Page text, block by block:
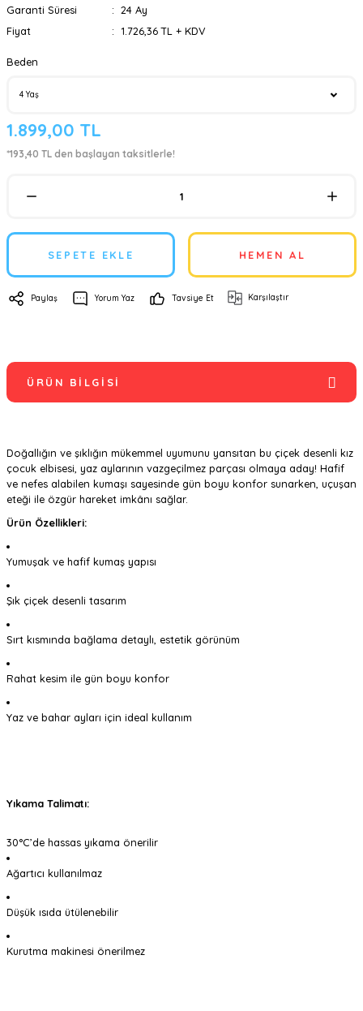
Garanti Süresi
24 Ay
Fiyat
1.726,36 TL + KDV
Beden
1.899,00 TL
*193,40 TL den başlayan taksitlerle!
SEPETE EKLE HEMEN AL
Paylaş Yorum Yaz Tavsiye Et Karşılaştır
ÜRÜN BILGISI
Doğallığın ve şıklığın mükemmel uyumunu yansıtan bu çiçek desenli kız
çocuk elbisesi, yaz aylarının vazgeçilmez parçası olmaya aday! Hafif
ve nefes alabilen kumaşı sayesinde gün boyu konfor sunarken, uçuşan
eteği ile özgür hareket imkânı sağlar.
Ürün Özellikleri:
Yumuşak ve hafif kumaş yapısı
Şık çiçek desenli tasarım
Sırt kısmında bağlama detaylı, estetik görünüm
Rahat kesim ile gün boyu konfor
Yaz ve bahar ayları için ideal kullanım
Yıkama Talimatı:
30°C’de hassas yıkama önerilir
Ağartıcı kullanılmaz
Düşük ısıda ütülenebilir
Kurutma makinesi önerilmez